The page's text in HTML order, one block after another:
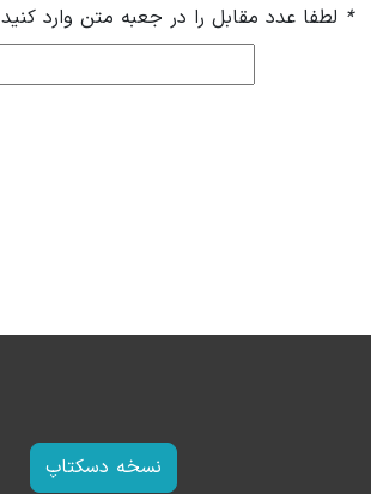
* لطفا عدد مقابل را در جعبه متن وارد کنید
نسخه دسکتاپ